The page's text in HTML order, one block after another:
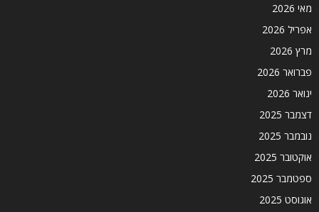
מאי 2026
אפריל 2026
מרץ 2026
פברואר 2026
ינואר 2026
דצמבר 2025
נובמבר 2025
אוקטובר 2025
ספטמבר 2025
אוגוסט 2025